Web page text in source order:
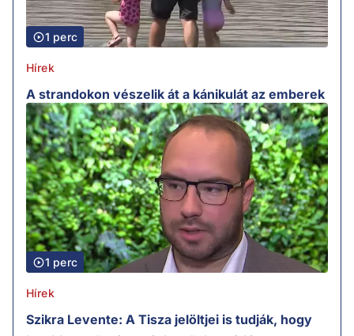
1 perc
Hírek
A strandokon vészelik át a kánikulát az emberek
1 perc
Hírek
Szikra Levente: A Tisza jelöltjei is tudják, hogy